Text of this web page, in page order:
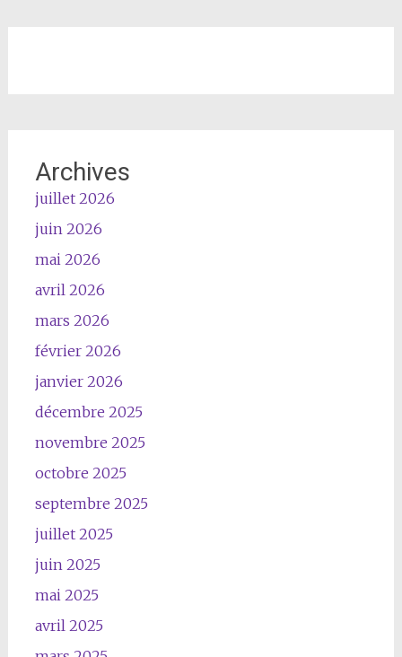
Archives
juillet 2026
juin 2026
mai 2026
avril 2026
mars 2026
février 2026
janvier 2026
décembre 2025
novembre 2025
octobre 2025
septembre 2025
juillet 2025
juin 2025
mai 2025
avril 2025